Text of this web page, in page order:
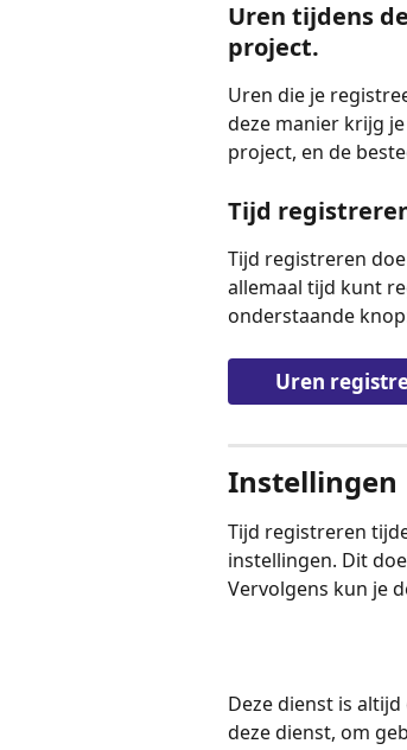
Uren tijdens
project.
Uren die je
deze manier krijg
project, en de
Tijd
Tijd registreren
allemaal tijd kunt
onderstaande
Uren
Instellingen
Tijd registreren
instellingen. Dit
Vervolgens kun je
Deze dienst is
deze dienst, om